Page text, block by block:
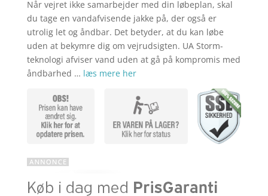
er:
kr.
Når vejret ikke samarbejder med din løbeplan, skal
du tage en vandafvisende jakke på, der også er
utrolig let og åndbar. Det betyder, at du kan løbe
uden at bekymre dig om vejrudsigten. UA Storm-
teknologi afviser vand uden at gå på kompromis med
åndbarhed … læs mere her